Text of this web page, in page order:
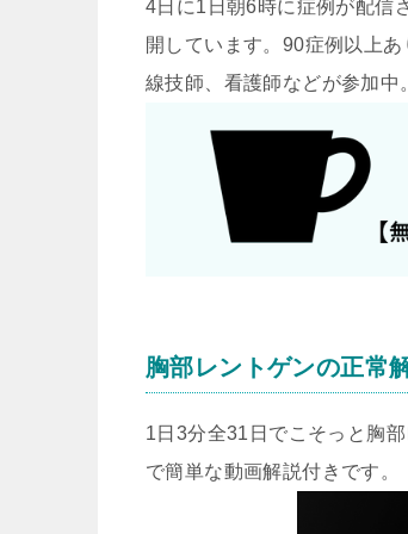
4日に1日朝6時に症例が配信
開しています。90症例以上
線技師、看護師などが参加中
胸部レントゲンの正常
1日3分全31日でこそっと胸
で簡単な動画解説付きです。